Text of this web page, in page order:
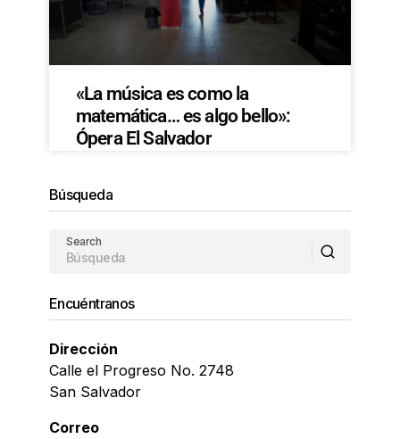
«La música es como la
matemática… es algo bello»:
Ópera El Salvador
Búsqueda
Search
Encuéntranos
Dirección
Calle el Progreso No. 2748
San Salvador
Correo